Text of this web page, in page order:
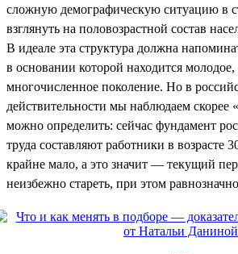
сложную демографическую ситуацию в
взглянуть на половозрастной состав
В идеале эта структура должна
в основании которой находится молодое,
многочисленное поколение. Но в
действительности мы наблюдаем скорее
можно определить: сейчас фундамент
труда составляют работники в возрасте
крайне мало, а это значит — текущий
неизбежно стареть, при этом